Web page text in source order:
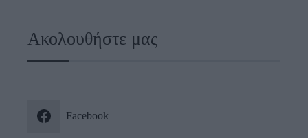
Ακολουθήστε μας
Facebook